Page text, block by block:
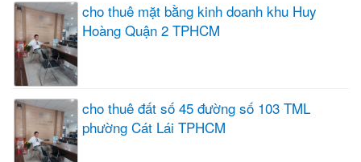
cho thuê mặt bằng kinh doanh khu Huy
Hoàng Quận 2 TPHCM
cho thuê đất số 45 đường số 103 TML
phường Cát Lái TPHCM